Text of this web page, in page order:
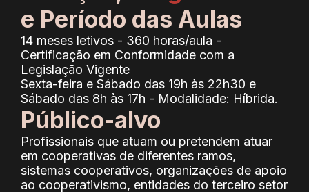
e Período das Aulas
14 meses letivos - 360 horas/aula -
Certificação em Conformidade com a
Legislação Vigente
Sexta-feira e Sábado das 19h às 22h30 e
Sábado das 8h às 17h - Modalidade: Híbrida.
Público-alvo
Profissionais que atuam ou pretendem atuar
em cooperativas de diferentes ramos,
sistemas cooperativos, organizações de apoio
ao cooperativismo, entidades do terceiro setor